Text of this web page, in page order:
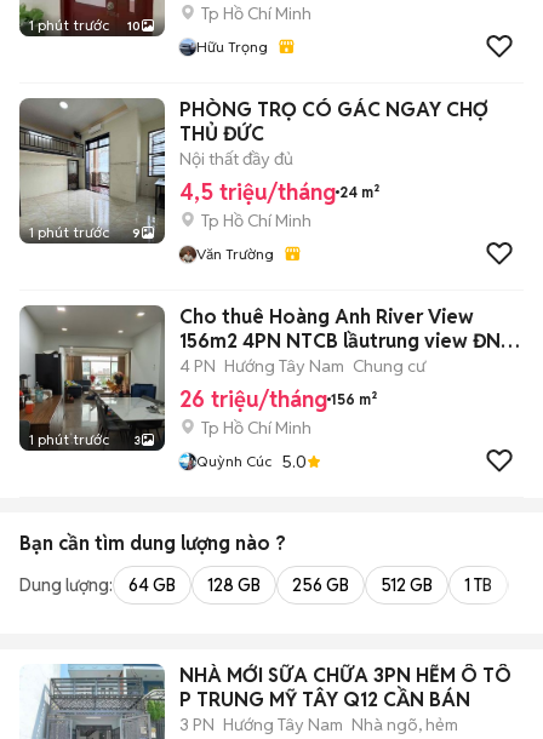
1 phút trước 10
Tp Hồ Chí Minh
Hữu Trọng
1 phút trước 9
PHÒNG TRỌ CÓ GÁC NGAY CHỢ
THỦ ĐỨC
Nội thất đầy đủ
4,5 triệu/tháng 24 m²
Tp Hồ Chí Minh
Văn Trường
1 phút trước 3
Cho thuê Hoàng Anh River View
156m2 4PN NTCB lầutrung view ĐN
giá 26tr
4 PN Hướng Tây Nam Chung cư
26 triệu/tháng 156 m²
Tp Hồ Chí Minh
Quỳnh Cúc 5.0
Bạn cần tìm dung lượng nào ?
Dung lượng: 64 GB 128 GB 256 GB 512 GB 1 TB
NHÀ MỚI SỮA CHỮA 3PN HẼM Ô TÔ
P TRUNG MỸ TÂY Q12 CẦN BÁN
3 PN Hướng Tây Nam Nhà ngõ, hẻm